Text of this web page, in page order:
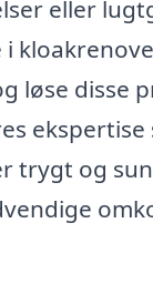
eller
i
løse disse
ekspertise
trygt og